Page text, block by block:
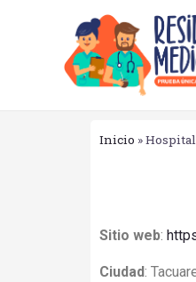
Inicio »Hospital
Sitio web:
Ciudad: